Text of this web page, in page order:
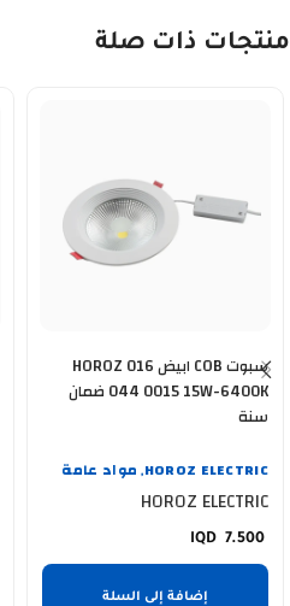
منتجات ذات صلة
سبوت COB ابيض HOROZ 016
044 0015 15W-6400K ضمان
سنة
HOROZ ELECTRIC
, مواد عامة
HOROZ ELECTRIC
7.500
إضافة إلى السلة